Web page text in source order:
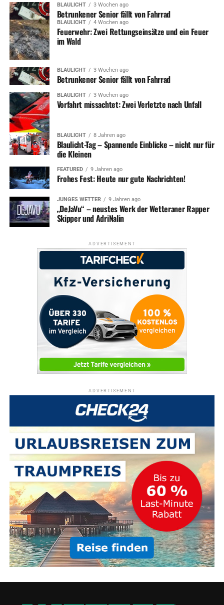
BLAULICHT 3 Wochen ago
Betrunkener Senior fällt von Fahrrad
BLAULICHT 4 Wochen ago
Feuerwehr: Zwei Rettungseinsätze und ein Feuer
im Wald
BLAULICHT 3 Wochen ago
Betrunkener Senior fällt von Fahrrad
BLAULICHT 3 Wochen ago
Vorfahrt missachtet: Zwei Verletzte nach Unfall
BLAULICHT 8 Jahren ago
Blaulicht-Tag – Spannende Einblicke – nicht nur für
die Kleinen
FEATURED 9 Jahren ago
Frohes Fest: Heute nur gute Nachrichten!
JUNGES WETTER 9 Jahren ago
„DeJaVu“ – neustes Werk der Wetteraner Rapper
Skipper und AdriNalin
ADVERTISEMENT
ADVERTISEMENT